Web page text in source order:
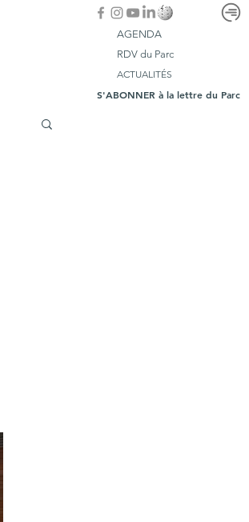
AGENDA
RDV du Parc
ACTUALITÉS
S'ABONNER à la lettre du Parc